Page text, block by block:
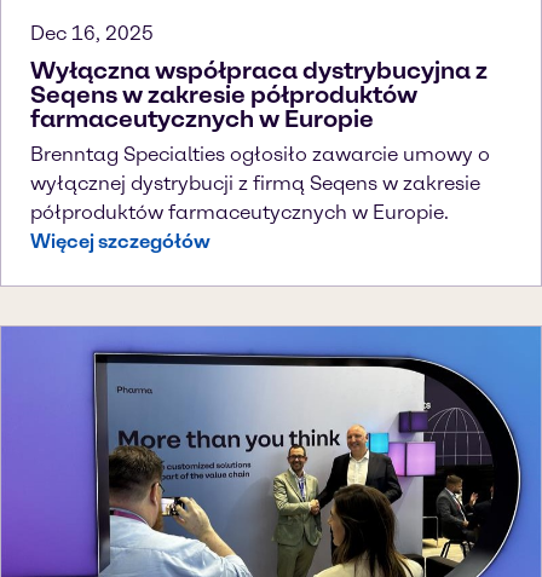
Dec 16, 2025
Wyłączna współpraca dystrybucyjna z
Seqens w zakresie półproduktów
farmaceutycznych w Europie
Brenntag Specialties ogłosiło zawarcie umowy o
wyłącznej dystrybucji z firmą Seqens w zakresie
półproduktów farmaceutycznych w Europie.
Więcej szczegółów